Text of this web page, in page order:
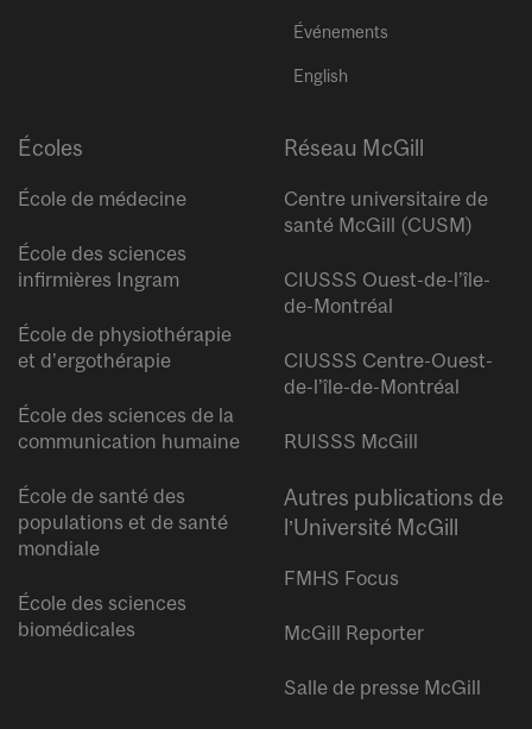
Événements
English
Écoles
École de médecine
École des sciences
infirmières Ingram
École de physiothérapie
et d’ergothérapie
École des sciences de la
communication humaine
École de santé des
populations et de santé
mondiale
École des sciences
biomédicales
Réseau McGill
Centre universitaire de
santé McGill (CUSM)
CIUSSS Ouest-de-l’île-
de-Montréal
CIUSSS Centre-Ouest-
de-l’île-de-Montréal
RUISSS McGill
Autres publications de
l’Université McGill
FMHS Focus
McGill Reporter
Salle de presse McGill